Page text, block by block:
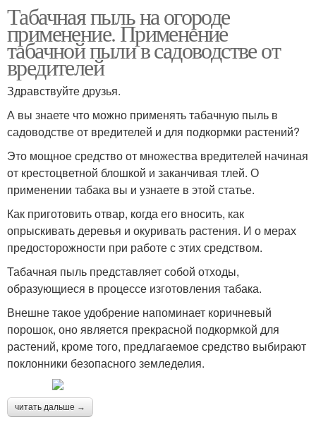
Табачная пыль на огороде
применение. Применение
табачной пыли в садоводстве от
вредителей
Здравствуйте друзья.
А вы знаете что можно применять табачную пыль в
садоводстве от вредителей и для подкормки растений?
Это мощное средство от множества вредителей начиная
от крестоцветной блошкой и заканчивая тлей. О
применении табака вы и узнаете в этой статье.
Как приготовить отвар, когда его вносить, как
опрыскивать деревья и окуривать растения. И о мерах
предосторожности при работе с этих средством.
Табачная пыль представляет собой отходы,
образующиеся в процессе изготовления табака.
Внешне такое удобрение напоминает коричневый
порошок, оно является прекрасной подкормкой для
растений, кроме того, предлагаемое средство выбирают
поклонники безопасного земледелия.
читать дальше →